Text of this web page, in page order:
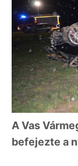
A Vas
befejezte a